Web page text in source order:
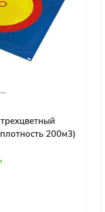
200м3)